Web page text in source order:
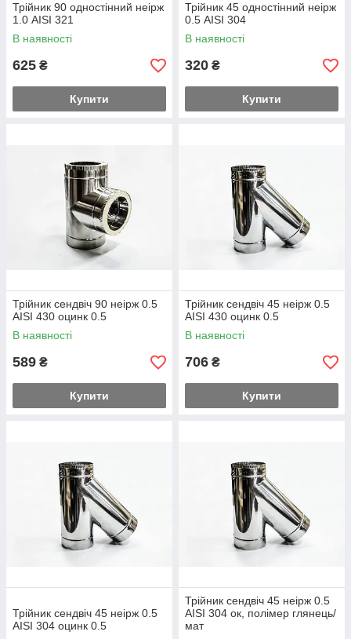
Трійник 90 одностінний неірж
1.0 AISI 321
В наявності
625 ₴
Купити
Трійник 45 одностінний неірж
0.5 AISI 304
В наявності
320 ₴
Купити
Трійник сендвіч 90 неірж 0.5
AISI 430 оцинк 0.5
В наявності
589 ₴
Купити
Трійник сендвіч 45 неірж 0.5
AISI 430 оцинк 0.5
В наявності
706 ₴
Купити
Трійник сендвіч 45 неірж 0.5
AISI 304 оцинк 0.5
Трійник сендвіч 45 неірж 0.5
AISI 304 ок, полімер глянець/
мат